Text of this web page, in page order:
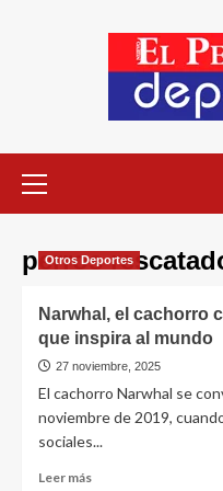
perros
Otros Deportes
Narwhal, el cachorro
que inspira al mundo
27 noviembre, 2025
El cachorro Narwhal se
noviembre de 2019,
sociales...
Leer más